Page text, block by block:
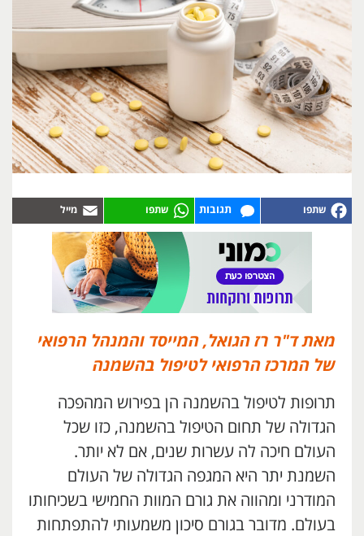
תגובות
מאת ד"ר רז הגואל, המייסד והמנהל הרפואי
של המרכז הרפואי לטיפול בהשמנה
תרופות לטיפול בהשמנה הן בפירוש המהפכה
הגדולה של תחום הטיפול בהשמנה, כזו שכל
העולם חיכה לה עשרות שנים, אם לא יותר.
השמנת יתר היא המגפה הגדולה של העולם
המודרני ומהווה את גורם המוות החמישי בשכיחותו
בעולם. מדובר בגורם סיכון משמעותי להתפתחות